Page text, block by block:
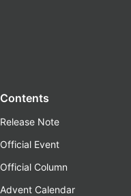
Contents
Release Note
Official Event
Official Column
Advent Calendar